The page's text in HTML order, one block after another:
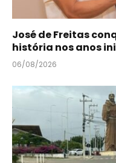
José de Freitas
história nos anos
06/08/2026